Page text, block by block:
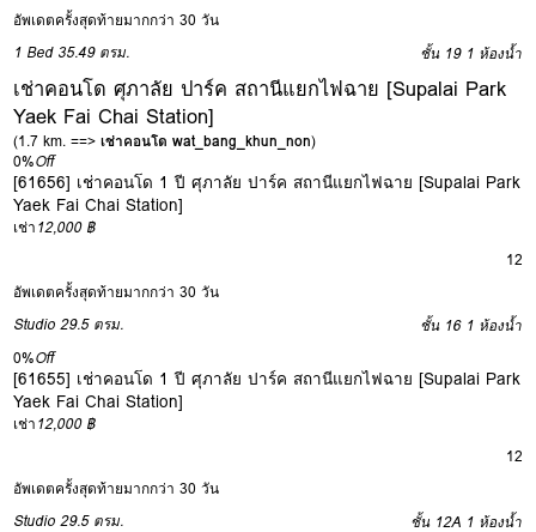
อัพเดตครั้งสุดท้ายมากกว่า 30 วัน
1 Bed 35.49 ตรม. ชั้น 19 1 ห้องน้ำ
เช่าคอนโด ศุภาลัย ปาร์ค สถานีแยกไฟฉาย [Supalai Park
Yaek Fai Chai Station]
(1.7 km. ==>เช่าคอนโด wat_bang_khun_non)
0%Off
[61656] เช่าคอนโด 1 ปี ศุภาลัย ปาร์ค สถานีแยกไฟฉาย [Supalai Park
Yaek Fai Chai Station]
เช่า12,000 ฿
12
อัพเดตครั้งสุดท้ายมากกว่า 30 วัน
Studio 29.5 ตรม. ชั้น 16 1 ห้องน้ำ
0%Off
[61655] เช่าคอนโด 1 ปี ศุภาลัย ปาร์ค สถานีแยกไฟฉาย [Supalai Park
Yaek Fai Chai Station]
เช่า12,000 ฿
12
อัพเดตครั้งสุดท้ายมากกว่า 30 วัน
Studio 29.5 ตรม. ชั้น 12A 1 ห้องน้ำ